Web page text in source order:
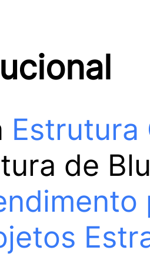
Estrutura
de